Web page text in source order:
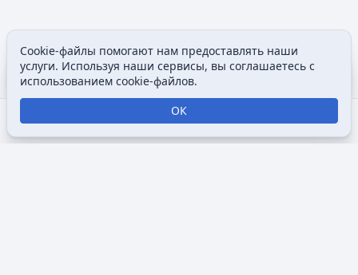
Открыть поиск
Открыть меню
Просмотры
Содержание
Cookie-файлы помогают нам предоставлять наши
услуги. Используя наши сервисы, вы соглашаетесь с
использованием cookie-файлов.
ОК